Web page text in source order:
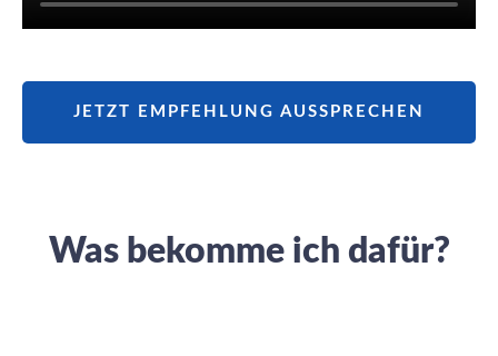
JETZT EMPFEHLUNG AUSSPRECHEN
Was bekomme ich dafür?